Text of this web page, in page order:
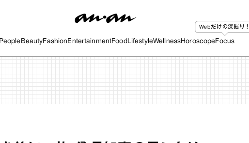
BeautyFashion EntertainmentFood LifestyleWellnessHoroscope
Webだけの深掘り！
Focus